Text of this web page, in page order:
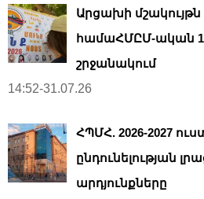
Արցախի մշակույթն
համաՀՄԸՄ-ական
շրջանակում
14:52-31.07.26
ՀՊՄՀ. 2026-2027
ընդունելության
արդյունքները